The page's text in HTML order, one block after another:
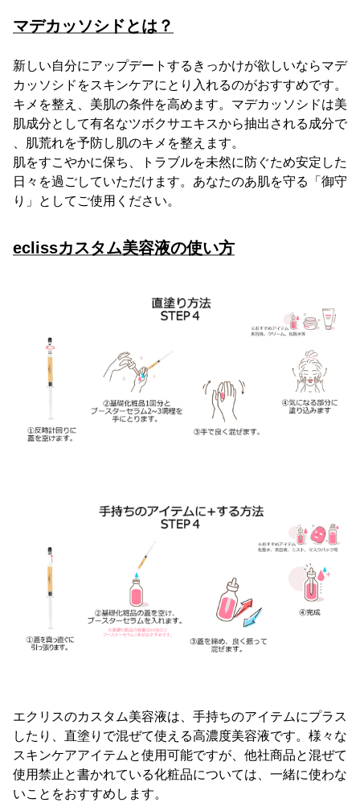
マデカッソシドとは？
新しい自分にアップデートするきっかけが欲しいならマデ
カッソシドをスキンケアにとり入れるのがおすすめです。
キメを整え、美肌の条件を高めます。マデカッソシドは美
肌成分として有名なツボクサエキスから抽出される成分で
、肌荒れを予防し肌のキメを整えます。
肌をすこやかに保ち、トラブルを未然に防ぐため安定した
日々を過ごしていただけます。あなたのあ肌を守る「御守
り」としてご使用ください。
eclissカスタム美容液の使い方
エクリスのカスタム美容液は、手持ちのアイテムにプラス
したり、直塗りで混ぜて使える高濃度美容液です。様々な
スキンケアアイテムと使用可能ですが、他社商品と混ぜて
使用禁止と書かれている化粧品については、一緒に使わな
いことをおすすめします。